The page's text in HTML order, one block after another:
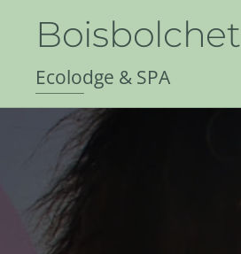
Boisbolchet
Ecolodge & SPA